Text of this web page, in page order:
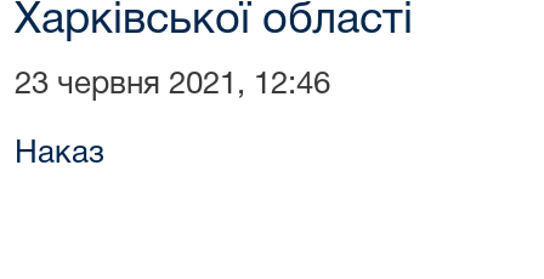
Харківської області
23 червня 2021, 12:46
Наказ